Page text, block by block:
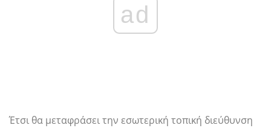
ad
Έτσι θα μεταφράσει την εσωτερική τοπική διεύθυνση